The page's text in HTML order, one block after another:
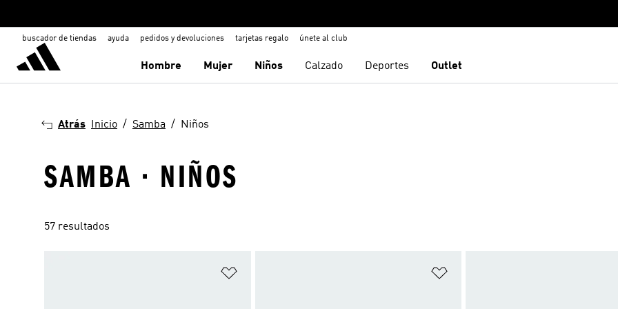
buscador de tiendas ayuda pedidos y devoluciones tarjetas regalo únete al club
Hombre Mujer Niños Calzado Deportes Outlet
Atrás Inicio Samba Niños
SAMBA · NIÑOS
57 resultados